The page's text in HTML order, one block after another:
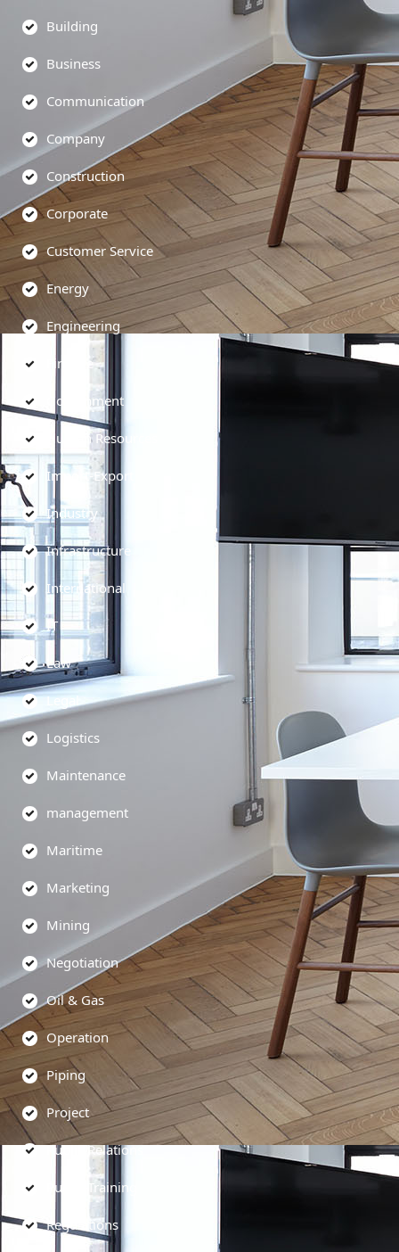
Building
Business
Communication
Company
Construction
Corporate
Customer Service
Energy
Engineering
Finance
Government
Human Resources
Import-Export
Industry
Infrastructure
International
IT
Law
Legal
Logistics
Maintenance
management
Maritime
Marketing
Mining
Negotiation
Oil & Gas
Operation
Piping
Project
Public Relations
Public Training
Regulations